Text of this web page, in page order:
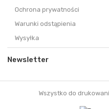
Ochrona prywatności
Warunki odstąpienia
Wysyłka
Newsletter
Wszystko do